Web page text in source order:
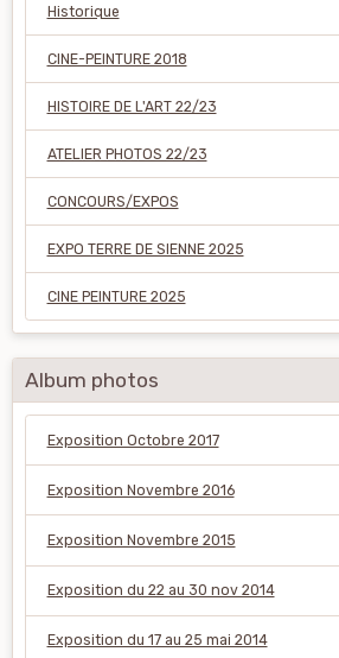
Historique
CINE-PEINTURE 2018
HISTOIRE DE L'ART 22/23
ATELIER PHOTOS 22/23
CONCOURS/EXPOS
EXPO TERRE DE SIENNE 2025
CINE PEINTURE 2025
Album photos
Exposition Octobre 2017
Exposition Novembre 2016
Exposition Novembre 2015
Exposition du 22 au 30 nov 2014
Exposition du 17 au 25 mai 2014